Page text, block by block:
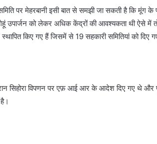
पर मेहरबानी इसी बात से समझी जा सकती है कि मूंग के
उपार्जन को लेकर अधिक केंद्रों की आवश्यकता थी ऐसे में
किए गए हैं जिसमें से 19 सहकारी समितियां को दिए
सिहोरा विपणन पर एफ़ आई आर के आदेश दिए गए थे और